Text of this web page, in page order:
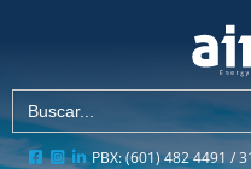
Buscar:
PBX: (601) 482 4491 /